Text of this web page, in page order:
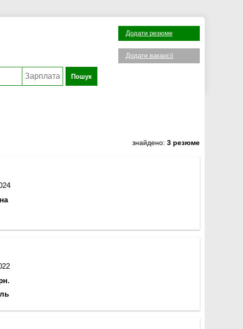
Пошук
Додати резюме
Додати вакансії
знайдено: 3 резюме